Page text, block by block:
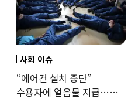
사회 이슈
“에어컨 설치 중단”
수용자에 얼음물 지급…